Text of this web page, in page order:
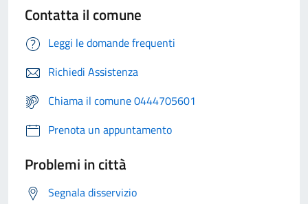
Contatta il comune
Leggi le domande frequenti
Richiedi Assistenza
Chiama il comune 0444705601
Prenota un appuntamento
Problemi in città
Segnala disservizio